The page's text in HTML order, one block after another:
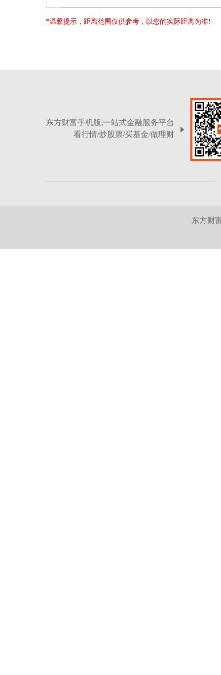
*温馨提示，距离范围仅供参考，以您的实际距离为准!
东方财富手机版,一站式金融服务平台
看行情/炒股票/买基金/做理财
东方财